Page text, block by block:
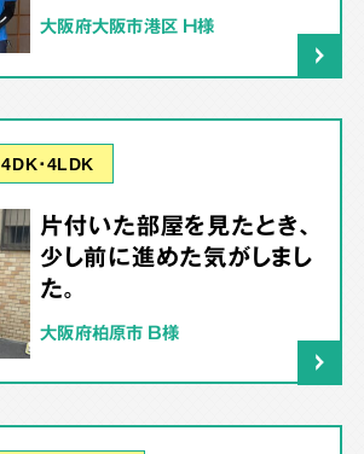
大阪府大阪市港区 H様
4DK･4LDK
片付いた部屋を見たとき、
少し前に進めた気がしまし
た。
大阪府柏原市 B様